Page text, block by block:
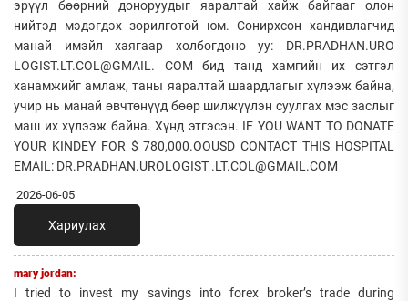
эрүүл бөөрний доноруудыг яаралтай хайж байгааг олон
нийтэд мэдэгдэх зорилготой юм. Сонирхсон хандивлагчид
манай имэйл хаягаар холбогдоно уу: DR.PRADHAN.URO
LOGIST.LT.COL@GMAIL. COM бид танд хамгийн их сэтгэл
ханамжийг амлаж, таны яаралтай шаардлагыг хүлээж байна,
учир нь манай өвчтөнүүд бөөр шилжүүлэн суулгах мэс заслыг
маш их хүлээж байна. Хүнд этгэсэн. IF YOU WANT TO DONATE
YOUR KINDEY FOR $ 780,000.OOUSD CONTACT THIS HOSPITAL
EMAIL: DR.PRADHAN.UROLOGIST .LT.COL@GMAIL.COM
2026-06-05
Хариулах
mary jordan:
I tried to invest my savings into forex broker’s trade during